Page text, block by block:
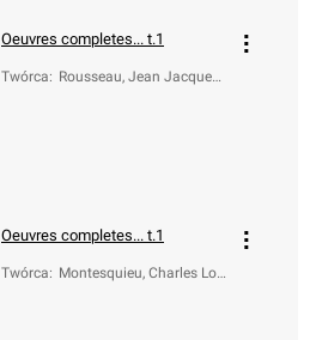
Oeuvres completes... t.1
Twórca: Rousseau, Jean Jacques
Oeuvres completes... t.1
Twórca: Montesquieu, Charles Lou